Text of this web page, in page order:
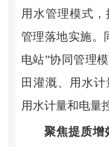
用水管理模式
管理落地实施。
电站”协同管理
田灌溉、用水计
用水计量和电量
聚焦提质增